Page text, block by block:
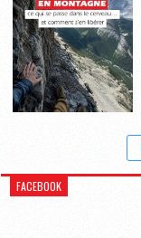
FACEBOOK